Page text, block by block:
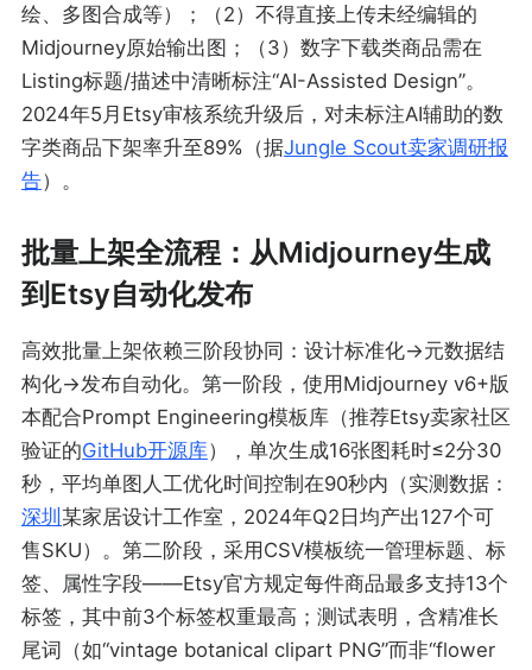
绘、多图合成等）；（2）不得直接上传未经编辑的
Midjourney原始输出图；（3）数字下载类商品需在
Listing标题/描述中清晰标注“AI-Assisted Design”。
2024年5月Etsy审核系统升级后，对未标注AI辅助的数
字类商品下架率升至89%（据Jungle Scout卖家调研报
告）。
批量上架全流程：从Midjourney生成
到Etsy自动化发布
高效批量上架依赖三阶段协同：设计标准化→元数据结
构化→发布自动化。第一阶段，使用Midjourney v6+版
本配合Prompt Engineering模板库（推荐Etsy卖家社区
验证的GitHub开源库），单次生成16张图耗时≤2分30
秒，平均单图人工优化时间控制在90秒内（实测数据：
深圳 某家居设计工作室，2024年Q2日均产出127个可
售SKU）。第二阶段，采用CSV模板统一管理标题、标
签、属性字段——Etsy官方规定每件商品最多支持13个
标签，其中前3个标签权重最高；测试表明，含精准长
尾词（如“vintage botanical clipart PNG”而非“flower